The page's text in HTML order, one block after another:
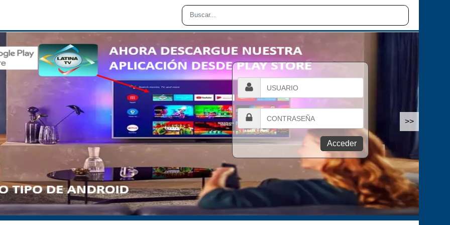
>>
Acceder